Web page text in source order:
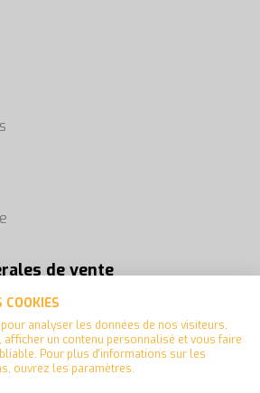
de vente
analyser les données de nos visiteurs,
un contenu personnalisé et vous faire
Pour plus d'informations sur les
ouvrez les paramètres.